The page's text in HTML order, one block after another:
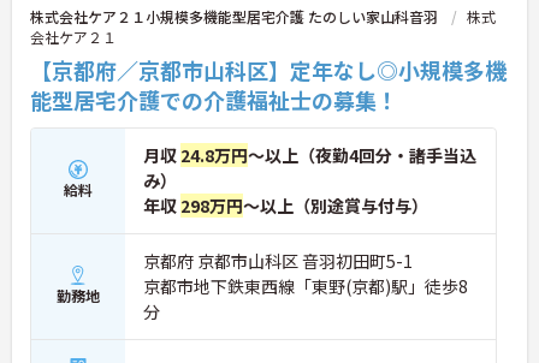
株式会社ケア２１小規模多機能型居宅介護 たのしい家山科音羽
株式
会社ケア２１
【京都府／京都市山科区】定年なし◎小規模多機
能型居宅介護での介護福祉士の募集！
給料
月収 24.8万円～以上（夜勤4回分・諸手当込
み）
年収 298万円～以上（別途賞与付与）
勤務地
京都府 京都市山科区 音羽初田町5-1
京都市地下鉄東西線「東野(京都)駅」徒歩8
分